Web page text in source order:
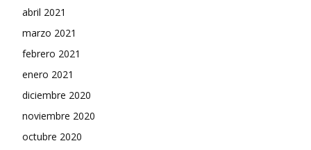
abril 2021
marzo 2021
febrero 2021
enero 2021
diciembre 2020
noviembre 2020
octubre 2020